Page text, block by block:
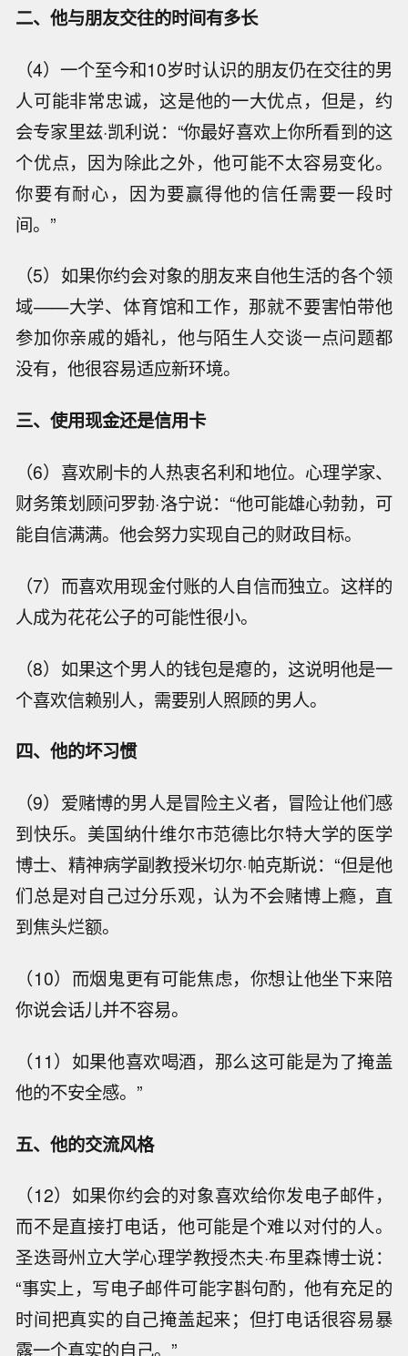
二、他与朋友交往的时间有多长
（4）一个至今和10岁时认识的朋友仍在交往的男
人可能非常忠诚，这是他的一大优点，但是，约
会专家里兹·凯利说：“你最好喜欢上你所看到的这
个优点，因为除此之外，他可能不太容易变化。
你要有耐心，因为要赢得他的信任需要一段时
间。”
（5）如果你约会对象的朋友来自他生活的各个领
域——大学、体育馆和工作，那就不要害怕带他
参加你亲戚的婚礼，他与陌生人交谈一点问题都
没有，他很容易适应新环境。
三、使用现金还是信用卡
（6）喜欢刷卡的人热衷名利和地位。心理学家、
财务策划顾问罗勃·洛宁说：“他可能雄心勃勃，可
能自信满满。他会努力实现自己的财政目标。
（7）而喜欢用现金付账的人自信而独立。这样的
人成为花花公子的可能性很小。
（8）如果这个男人的钱包是瘪的，这说明他是一
个喜欢信赖别人，需要别人照顾的男人。
四、他的坏习惯
（9）爱赌博的男人是冒险主义者，冒险让他们感
到快乐。美国纳什维尔市范德比尔特大学的医学
博士、精神病学副教授米切尔·帕克斯说：“但是他
们总是对自己过分乐观，认为不会赌博上瘾，直
到焦头烂额。
（10）而烟鬼更有可能焦虑，你想让他坐下来陪
你说会话儿并不容易。
（11）如果他喜欢喝酒，那么这可能是为了掩盖
他的不安全感。”
五、他的交流风格
（12）如果你约会的对象喜欢给你发电子邮件，
而不是直接打电话，他可能是个难以对付的人。
圣迭哥州立大学心理学教授杰夫·布里森博士说：
“事实上，写电子邮件可能字斟句酌，他有充足的
时间把真实的自己掩盖起来；但打电话很容易暴
露一个真实的自己。”